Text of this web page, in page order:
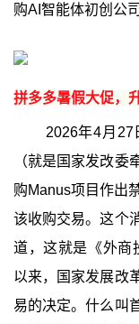
购AI智能体初创公
拼多多暑假大促，
2026年4月27
（就是国家发改委
购Manus项目作出
该收购交易。这个
道，这就是《外商
以来，国家发展改
易的决定。什么叫